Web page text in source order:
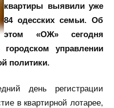
квартиры выявили уже
84 одесских семьи. Об
этом «ОЖ» сегодня
управлении
политики.
день регистрации
в квартирной лотарее,